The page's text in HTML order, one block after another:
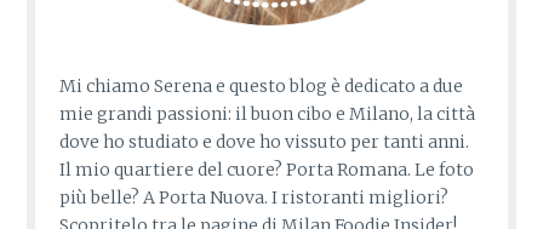
Mi chiamo Serena e questo blog è dedicato a due
mie grandi passioni: il buon cibo e Milano, la città
dove ho studiato e dove ho vissuto per tanti anni.
Il mio quartiere del cuore? Porta Romana. Le foto
più belle? A Porta Nuova. I ristoranti migliori?